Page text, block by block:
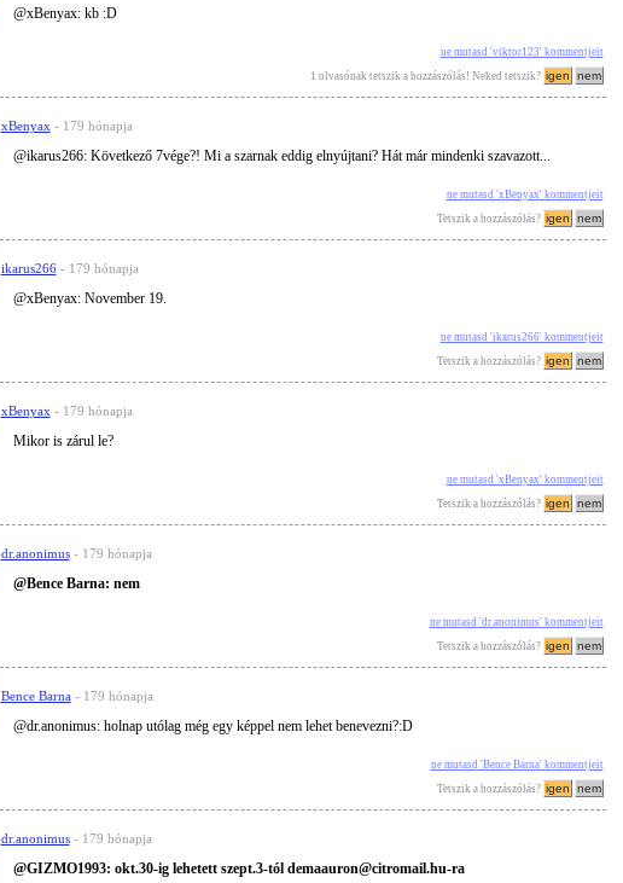
@xBenyax: kb :D
ne mutasd 'viktor123' kommentjeit
1 olvasónak tetszik a hozzászólás! Neked tetszik?
xBenyax - 179 hónapja
@ikarus266: Következő 7vége?! Mi a szarnak eddig elnyújtani? Hát már mindenki szavazott...
ne mutasd 'xBenyax' kommentjeit
Tetszik a hozzászólás?
ikarus266 - 179 hónapja
@xBenyax: November 19.
ne mutasd 'ikarus266' kommentjeit
Tetszik a hozzászólás?
xBenyax - 179 hónapja
Mikor is zárul le?
ne mutasd 'xBenyax' kommentjeit
Tetszik a hozzászólás?
dr.anonimus - 179 hónapja
@Bence Barna: nem
ne mutasd 'dr.anonimus' kommentjeit
Tetszik a hozzászólás?
Bence Barna - 179 hónapja
@dr.anonimus: holnap utólag még egy képpel nem lehet benevezni?:D
ne mutasd 'Bence Barna' kommentjeit
Tetszik a hozzászólás?
dr.anonimus - 179 hónapja
@GIZMO1993: okt.30-ig lehetett szept.3-tól demaauron@citromail.hu-ra